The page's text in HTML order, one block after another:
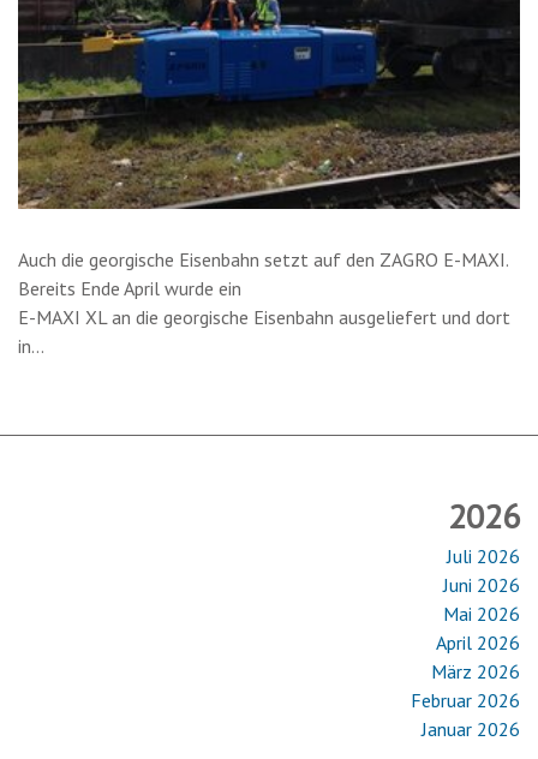
Auch die georgische Eisenbahn setzt auf den ZAGRO E-MAXI.
Bereits Ende April wurde ein
E-MAXI XL an die georgische Eisenbahn ausgeliefert und dort
in…
2026
Juli 2026
Juni 2026
Mai 2026
April 2026
März 2026
Februar 2026
Januar 2026